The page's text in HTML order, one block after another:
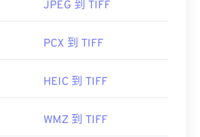
JPEG 到 TIFF
PCX 到 TIFF
HEIC 到 TIFF
WMZ 到 TIFF